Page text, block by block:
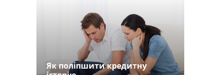
Як поліпшити кредитну